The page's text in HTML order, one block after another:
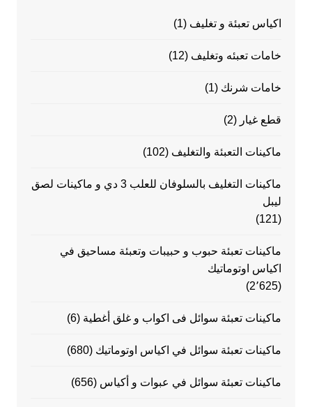
اكياس تعبئة و تغليف (1)
خامات تعبئه وتغليف (12)
خامات شرنك (1)
قطع غيار (2)
ماكينات التعبئة والتغليف (102)
ماكينات التغليف بالسلوفان للعلب 3 دي و ماكينات لصق
ليبل
(121)
ماكينات تعبئة حبوب و حبيبات وتعبئة مساحيق في
اكياس اوتوماتيك
(2٬625)
ماكينات تعبئة سوائل فى اكواب و غلق أغطية (6)
ماكينات تعبئة سوائل في اكياس اوتوماتيك (680)
ماكينات تعبئة سوائل في عبوات و أكياس (656)